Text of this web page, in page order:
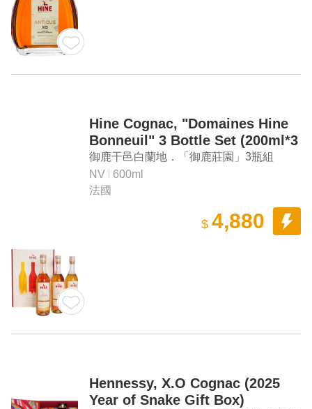
Hine Cognac, "Domaines Hine
Bonneuil" 3 Bottle Set (200ml*3
- Vintage 06/08/10)
御鹿干邑白蘭地．「御鹿莊園」3瓶組
（200ml*3 – 年份 06/08/10）
NV
600ml
法國
$ 4,880
Hennessy, X.O Cognac (2025
Year of Snake Gift Box)